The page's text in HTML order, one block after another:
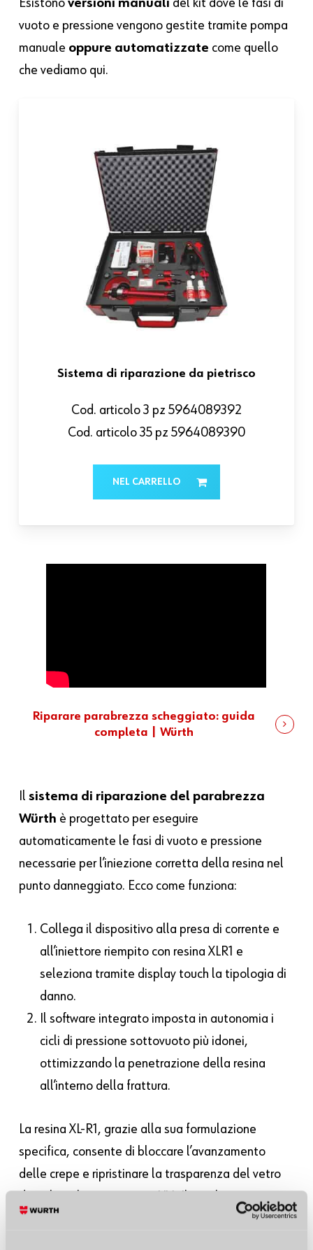
Esistonoversioni manuali del kit dove le fasi di
vuoto e pressione vengono gestite tramite pompa
manuale oppure automatizzate come quello
che vediamo qui.
Sistema di riparazione da pietrisco
Cod. articolo 3 pz 5964089392
Cod. articolo 35 pz 5964089390
NEL CARRELLO
Riparare parabrezza scheggiato: guida
completa | Würth
Ilsistema di riparazione del parabrezza
Würth è progettato per eseguire
automaticamente le fasi di vuoto e pressione
necessarie per l’iniezione corretta della resina nel
punto danneggiato. Ecco come funziona:
Collega il dispositivo alla presa di corrente e
all’iniettore riempito con resina XLR1 e
seleziona tramite display touch la tipologia di
danno.
Il software integrato imposta in autonomia i
cicli di pressione sottovuoto più idonei,
ottimizzando la penetrazione della resina
all’interno della frattura.
La resina XL-R1, grazie alla sua formulazione
specifica, consente di bloccare l’avanzamento
delle crepe e ripristinare la trasparenza del vetro
deve essere smontato dal veicolo e il punto